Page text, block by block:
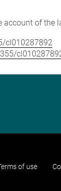
account of the
cl010287892
of use